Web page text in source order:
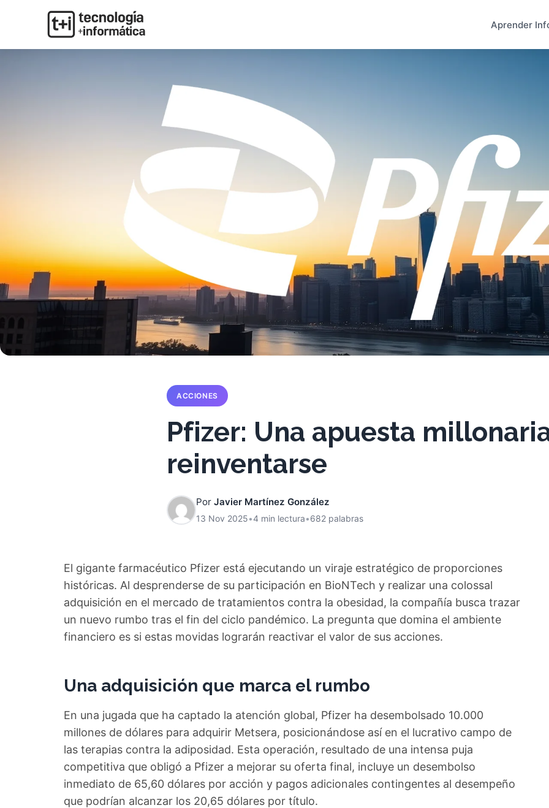
Aprender
ACCIONES
Pfizer: Una apuesta
reinventarse
Por Javier Martínez González
13 Nov 2025•4 min lectura•682 palabras
El gigante farmacéutico Pfizer está ejecutando un viraje estratégico de proporciones
históricas. Al desprenderse de su participación en BioNTech y realizar una colossal
adquisición en el mercado de tratamientos contra la obesidad, la compañía busca trazar
un nuevo rumbo tras el fin del ciclo pandémico. La pregunta que domina el ambiente
financiero es si estas movidas lograrán reactivar el valor de sus acciones.
Una adquisición que marca el rumbo
En una jugada que ha captado la atención global, Pfizer ha desembolsado 10.000
millones de dólares para adquirir Metsera, posicionándose así en el lucrativo campo de
las terapias contra la adiposidad. Esta operación, resultado de una intensa puja
competitiva que obligó a Pfizer a mejorar su oferta final, incluye un desembolso
inmediato de 65,60 dólares por acción y pagos adicionales contingentes al desempeño
que podrían alcanzar los 20,65 dólares por título.